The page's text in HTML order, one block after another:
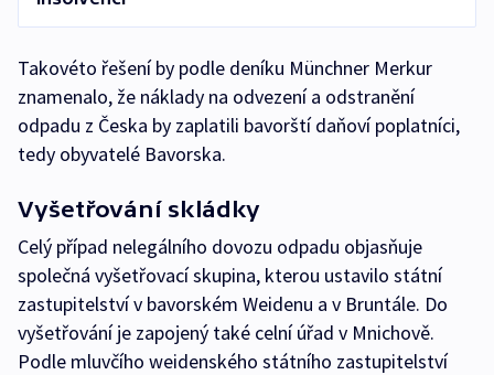
Takovéto řešení by podle deníku Münchner Merkur
znamenalo, že náklady na odvezení a odstranění
odpadu z Česka by zaplatili bavorští daňoví poplatníci,
tedy obyvatelé Bavorska.
Vyšetřování skládky
Celý případ nelegálního dovozu odpadu objasňuje
společná vyšetřovací skupina, kterou ustavilo státní
zastupitelství v bavorském Weidenu a v Bruntále. Do
vyšetřování je zapojený také celní úřad v Mnichově.
Podle mluvčího weidenského státního zastupitelství